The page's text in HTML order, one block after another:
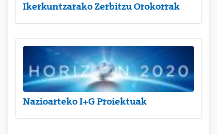
Ikerkuntzarako Zerbitzu Orokorrak
Nazioarteko I+G Proiektuak